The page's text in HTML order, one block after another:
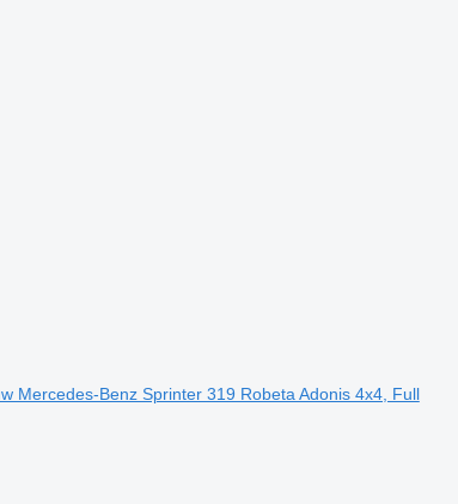
Mercedes-Benz Sprinter 319 Robeta Adonis 4x4, Full